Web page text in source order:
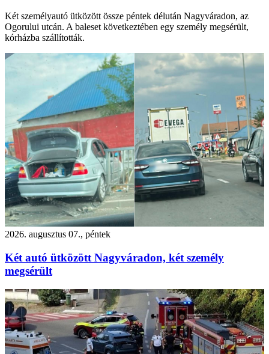
Két személyautó ütközött össze péntek délután Nagyváradon, az
Ogorului utcán. A baleset következtében egy személy megsérült,
kórházba szállították.
2026. augusztus 07., péntek
Két autó ütközött Nagyváradon, két személy
megsérült